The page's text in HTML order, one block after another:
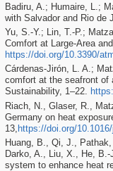
Badiru, A.; Humaire, L.;
with Salvador and Rio de
Yu, S.-Y.; Lin, T.-P.;
Comfort at Large-Area
https://doi.org/10.3390/
Cárdenas-Jirón, L. A.;
comfort at the seafront of
Sustainability, 1–22.
Riach, N., Glaser, R.,
Germany on heat
13, https://doi.org/
Huang, B., Qi, J.,
Darko, A., Liu, X., He,
system to enhance heat